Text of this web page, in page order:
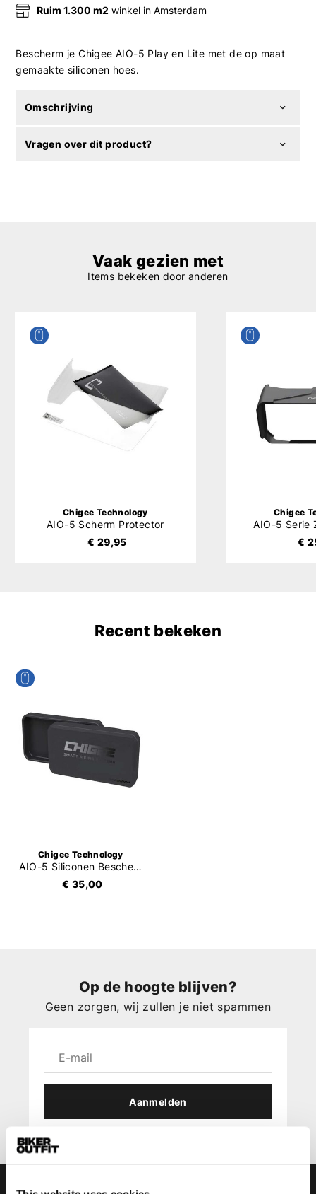
Ruim 1.300 m2 winkel in Amsterdam
Bescherm je Chigee AIO-5 Play en Lite met de op maat
gemaakte siliconen hoes.
Omschrijving
Vragen over dit product?
Vaak gezien met
Items bekeken door anderen
Chigee Technology
AIO-5 Scherm Protector
€ 29,95
Chigee
AIO-5 Serie
€
Recent bekeken
Chigee Technology
AIO-5 Siliconen Beschermhoes
€ 35,00
Op de hoogte blijven?
Geen zorgen, wij zullen je niet spammen
Aanmelden